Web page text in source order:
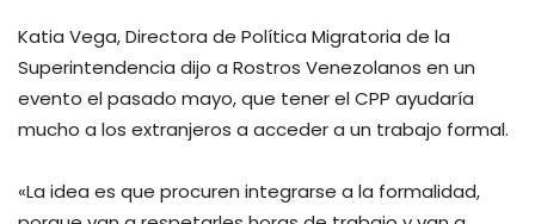
Katia Vega, Directora de Política Migratoria de la
Superintendencia dijo a Rostros Venezolanos en un
evento el pasado mayo, que tener el CPP ayudaría
mucho a los extranjeros a acceder a un trabajo formal.
«La idea es que procuren integrarse a la formalidad,